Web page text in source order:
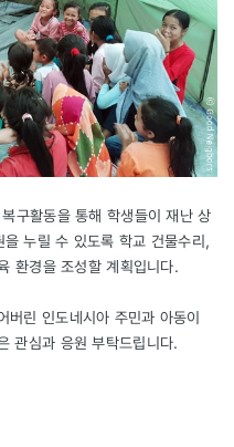
구활동을 통해 학생들이 재난 상
누릴 수 있도록 학교 건물수리,
환경을 조성할 계획입니다.
버린 인도네시아 주민과 아동이
관심과 응원 부탁드립니다.